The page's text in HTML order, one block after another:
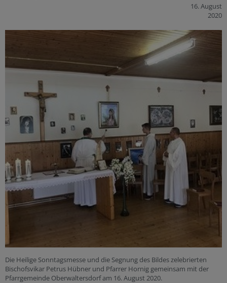
16. August
2020
Die Heilige Sonntagsmesse und die Segnung des Bildes zelebrierten
Bischofsvikar Petrus Hübner und Pfarrer Hornig gemeinsam mit der
Pfarrgemeinde Oberwaltersdorf am 16. August 2020.